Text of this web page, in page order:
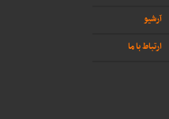
آرشیو
ارتباط با ما